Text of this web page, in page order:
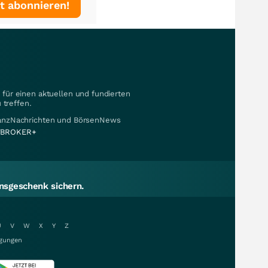
abonnieren!
für einen aktuellen und fundierten
treffen.
und BörsenNews
sichern.
V W X Y
Z